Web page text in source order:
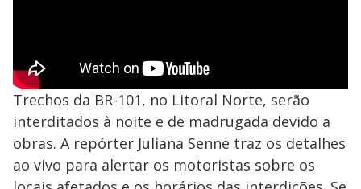
Trechos da BR-101, no Litoral Norte, serão
interditados à noite e de madrugada devido a
obras. A repórter Juliana Senne traz os detalhes
ao vivo para alertar os motoristas sobre os